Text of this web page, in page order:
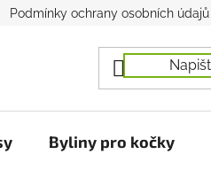
Podmínky ochrany osobních údajů
Byliny pro kočky